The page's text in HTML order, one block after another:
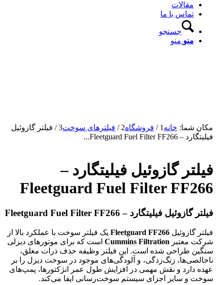
مقالات
تماس با ما
جستجو
منو منو
مکان شما: خانه 1
/ فروشگاه2
/ فیلترهای سوخت3
/ فیلتر گازوئیل
فیلیتگارد – Fleetguard Fuel Filter FF266...
فیلتر گازوئیل فیلیتگارد –
Fleetguard Fuel Filter FF266
فیلتر گازوئیل فیلیتگارد – Fleetguard Fuel Filter FF266
فیلتر گازوئیل Fleetguard FF266 یک فیلتر سوخت با عملکرد بالا از
شرکت معتبر Cummins Filtration است که برای موتورهای دیزلی
سنگین طراحی شده است. این فیلتر وظیفه حذف ذرات معلق،
ناخالصی‌ها، زنگ‌زدگی، و آلودگی‌های موجود در سوخت دیزل را بر
عهده دارد و نقش مهمی در افزایش طول عمر انژکتورها، پمپ‌های
سوخت و سایر اجزای سیستم سوخت‌رسانی ایفا می‌کند.